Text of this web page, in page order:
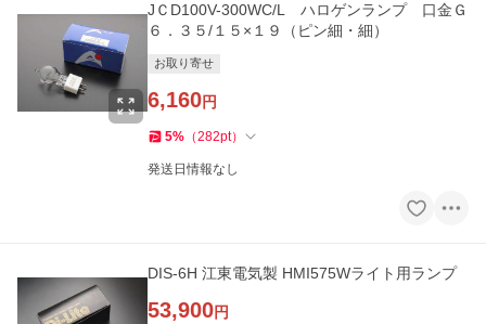
JＣD100V-300WC/L ハロゲンランプ 口金Ｇ
６．３５/１５×１９（ピン細・細）
お取り寄せ
6,160円
5% （282pt）
発送日情報なし
DIS-6H 江東電気製 HMI575Wライト用ランプ
53,900円